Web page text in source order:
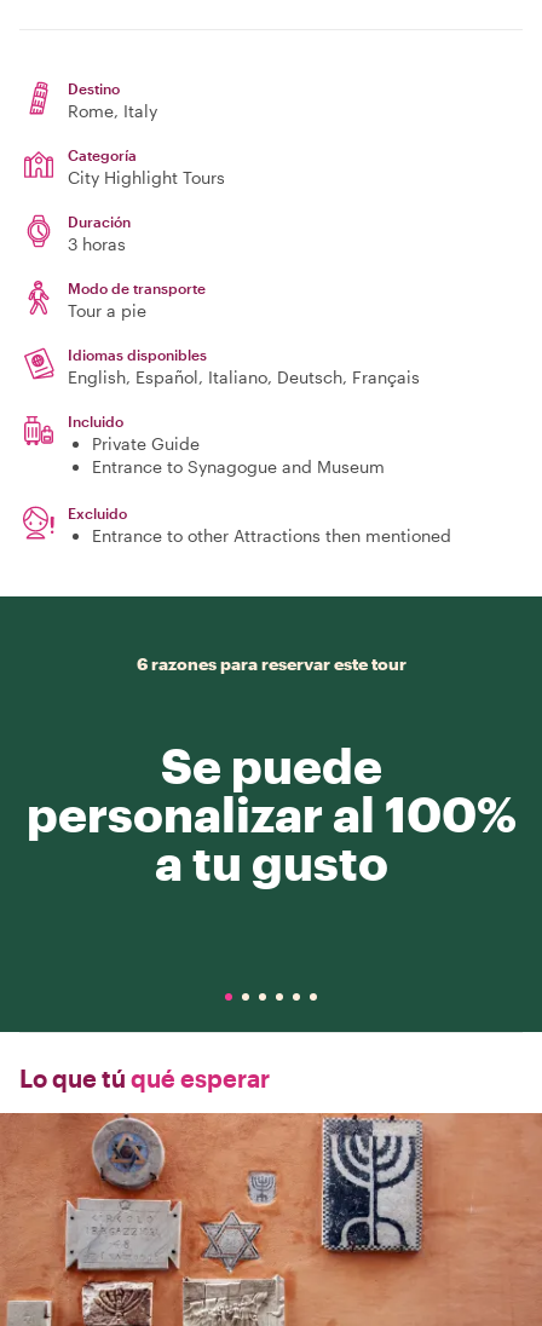
Destino
Rome, Italy
Categoría
City Highlight Tours
Duración
3 horas
Modo de transporte
Tour a pie
Idiomas disponibles
English, Español, Italiano, Deutsch, Français
Incluido
Private Guide
Entrance to Synagogue and Museum
Excluido
Entrance to other Attractions then mentioned
6 razones para reservar este tour
Se puede
personalizar al 100%
a tu gusto
Lo que tú qué esperar